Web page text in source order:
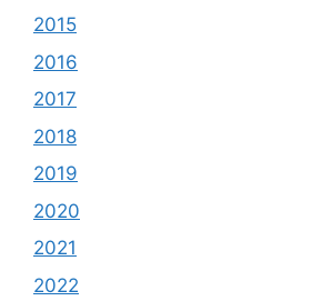
2015
2016
2017
2018
2019
2020
2021
2022